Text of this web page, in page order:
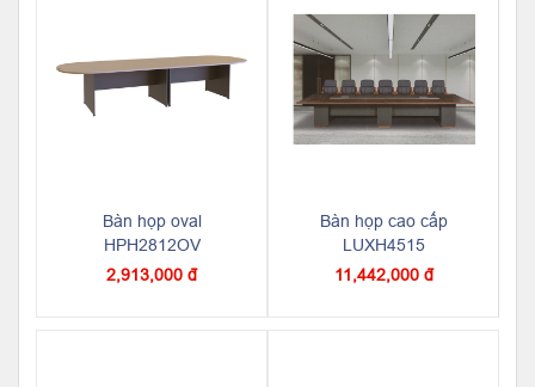
Bàn họp oval
HPH2812OV
2,913,000 đ
Bàn họp cao cấp
LUXH4515
11,442,000 đ